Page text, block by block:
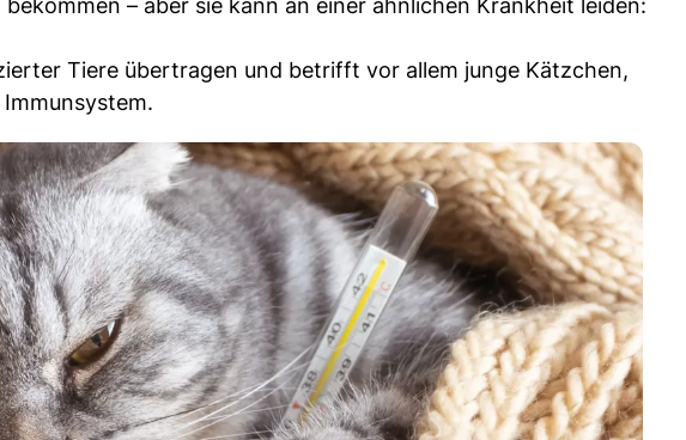
– aber sie kann an einer ähnlichen Krankheit leiden:
Tiere übertragen und betrifft vor allem junge Kätzchen,